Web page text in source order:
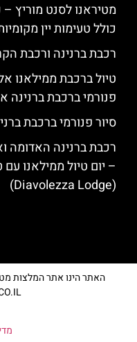
מטיראנו לסנט מוריץ
כולל טעימות יין
רכבת ברנינה ורכבת
טיול ברכבת ממילאנו
פנורמי ברכבת ברנינה
סיור פנורמי ברכבת
רכבת ברנינה האדומה
– יום טיול ממילאנו
(Diavolezza Lodge)
האתר הינו אתר המלצות